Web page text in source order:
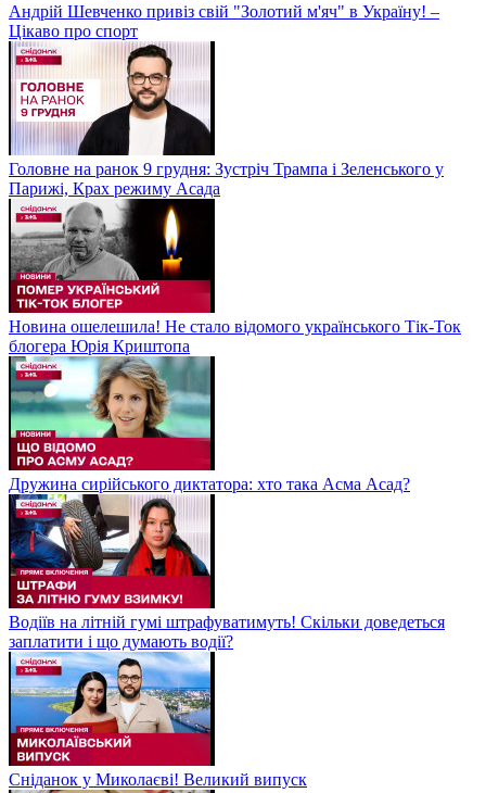
Андрій Шевченко привіз свій "Золотий м'яч" в Україну! –
Цікаво про спорт
Головне на ранок 9 грудня: Зустріч Трампа і Зеленського у
Парижі, Крах режиму Асада
Новина ошелешила! Не стало відомого українського Тік-Ток
блогера Юрія Криштопа
Дружина сирійського диктатора: хто така Асма Асад?
Водіїв на літній гумі штрафуватимуть! Скільки доведеться
заплатити і що думають водії?
Сніданок у Миколаєві! Великий випуск